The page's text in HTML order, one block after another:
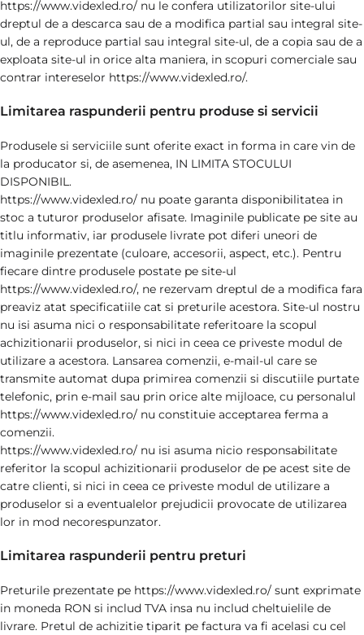
https://www.videxled.ro/ nu le confera utilizatorilor site-ului
dreptul de a descarca sau de a modifica partial sau integral site-
ul, de a reproduce partial sau integral site-ul, de a copia sau de a
exploata site-ul in orice alta maniera, in scopuri comerciale sau
contrar intereselor https://www.videxled.ro/.
Limitarea raspunderii pentru produse si servicii
Produsele si serviciile sunt oferite exact in forma in care vin de
la producator si, de asemenea, IN LIMITA STOCULUI
DISPONIBIL.
https://www.videxled.ro/ nu poate garanta disponibilitatea in
stoc a tuturor produselor afisate. Imaginile publicate pe site au
titlu informativ, iar produsele livrate pot diferi uneori de
imaginile prezentate (culoare, accesorii, aspect, etc.). Pentru
fiecare dintre produsele postate pe site-ul
https://www.videxled.ro/, ne rezervam dreptul de a modifica fara
preaviz atat specificatiile cat si preturile acestora. Site-ul nostru
nu isi asuma nici o responsabilitate referitoare la scopul
achizitionarii produselor, si nici in ceea ce priveste modul de
utilizare a acestora. Lansarea comenzii, e-mail-ul care se
transmite automat dupa primirea comenzii si discutiile purtate
telefonic, prin e-mail sau prin orice alte mijloace, cu personalul
https://www.videxled.ro/ nu constituie acceptarea ferma a
comenzii.
https://www.videxled.ro/ nu isi asuma nicio responsabilitate
referitor la scopul achizitionarii produselor de pe acest site de
catre clienti, si nici in ceea ce priveste modul de utilizare a
produselor si a eventualelor prejudicii provocate de utilizarea
lor in mod necorespunzator.
Limitarea raspunderii pentru preturi
Preturile prezentate pe https://www.videxled.ro/ sunt exprimate
in moneda RON si includ TVA insa nu includ cheltuielile de
livrare. Pretul de achizitie tiparit pe factura va fi acelasi cu cel